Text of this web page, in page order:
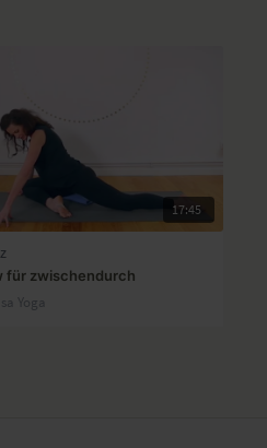
17:45
für zwischendurch
Yoga